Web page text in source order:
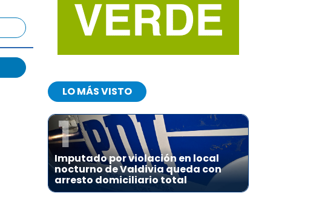
LO MÁS VISTO
1
Imputado por violación en local
nocturno de Valdivia queda con
arresto domiciliario total